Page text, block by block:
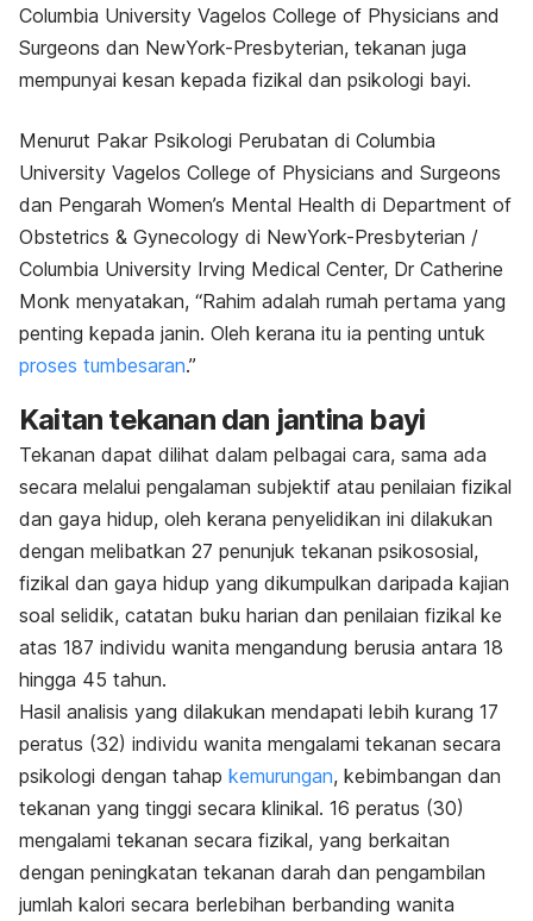
Columbia University Vagelos College of Physicians and
Surgeons dan NewYork-Presbyterian, tekanan juga
mempunyai kesan kepada fizikal dan psikologi bayi.
Menurut Pakar Psikologi Perubatan di Columbia
University Vagelos College of Physicians and Surgeons
dan Pengarah Women’s Mental Health di Department of
Obstetrics & Gynecology di NewYork-Presbyterian /
Columbia University Irving Medical Center, Dr Catherine
Monk menyatakan, “Rahim adalah rumah pertama yang
penting kepada janin. Oleh kerana itu ia penting untuk
proses tumbesaran.”
Kaitan tekanan dan jantina bayi
Tekanan dapat dilihat dalam pelbagai cara, sama ada
secara melalui pengalaman subjektif atau penilaian fizikal
dan gaya hidup, oleh kerana penyelidikan ini dilakukan
dengan melibatkan 27 penunjuk tekanan psikososial,
fizikal dan gaya hidup yang dikumpulkan daripada kajian
soal selidik, catatan buku harian dan penilaian fizikal ke
atas 187 individu wanita mengandung berusia antara 18
hingga 45 tahun.
Hasil analisis yang dilakukan mendapati lebih kurang 17
peratus (32) individu wanita mengalami tekanan secara
psikologi dengan tahap kemurungan, kebimbangan dan
tekanan yang tinggi secara klinikal. 16 peratus (30)
mengalami tekanan secara fizikal, yang berkaitan
dengan peningkatan tekanan darah dan pengambilan
jumlah kalori secara berlebihan berbanding wanita